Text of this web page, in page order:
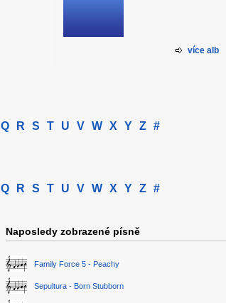
více alb
Q R S T U V W X Y Z #
Q R S T U V W X Y Z #
Naposledy zobrazené písně
Family Force 5 - Peachy
Sepultura - Born Stubborn